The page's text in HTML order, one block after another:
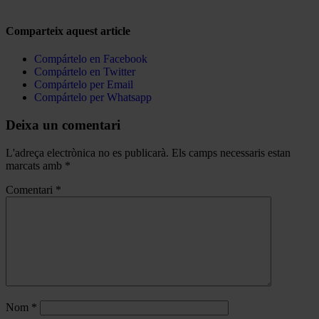
Comparteix aquest article
Compártelo en Facebook
Compártelo en Twitter
Compártelo per Email
Compártelo per Whatsapp
Deixa un comentari
L'adreça electrònica no es publicarà. Els camps necessaris estan
marcats amb *
Comentari *
Nom *